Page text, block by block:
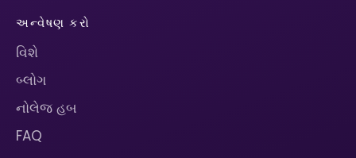
અન્વેષણ કરો
વિશે
બ્લોગ
નોલેજ હબ
FAQ